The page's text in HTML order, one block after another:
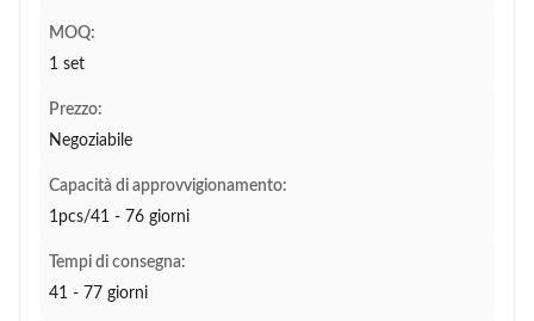
MOQ:
1 set
Prezzo:
Negoziabile
Capacità di approvvigionamento:
1pcs/41 - 76 giorni
Tempi di consegna:
41 - 77 giorni